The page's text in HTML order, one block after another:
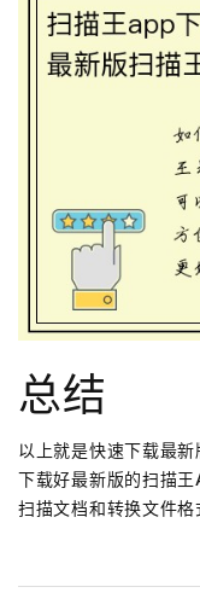
总结
以上就是快速下载最新
下载好最新版的扫描
扫描文档和转换文件格